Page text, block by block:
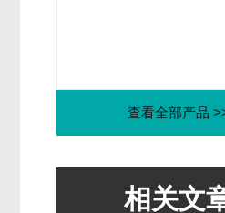
查看全部产品
相关文